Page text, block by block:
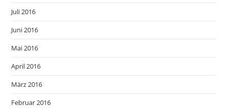
Juli 2016
Juni 2016
Mai 2016
April 2016
März 2016
Februar 2016